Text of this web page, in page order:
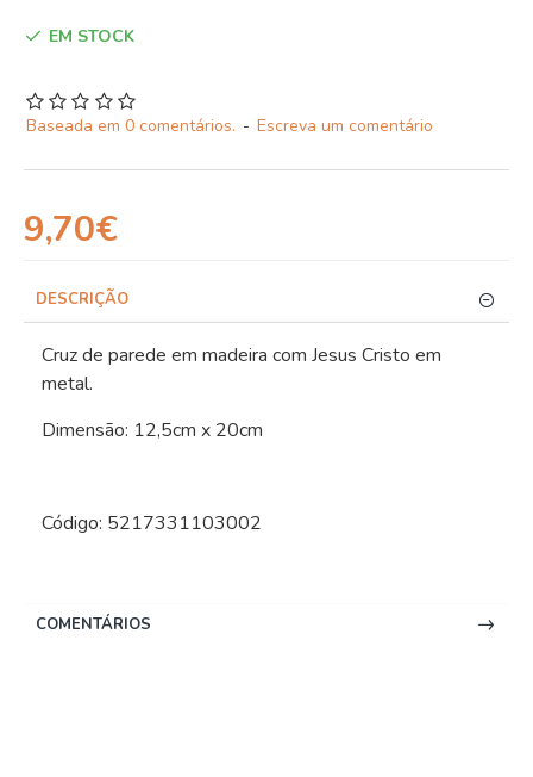
EM STOCK
Baseada em 0 comentários. - Escreva um comentário
9,70€
DESCRIÇÃO
Cruz de parede em madeira com Jesus Cristo em
metal.
Dimensão: 12,5cm x 20cm
Código: 5217331103002
COMENTÁRIOS